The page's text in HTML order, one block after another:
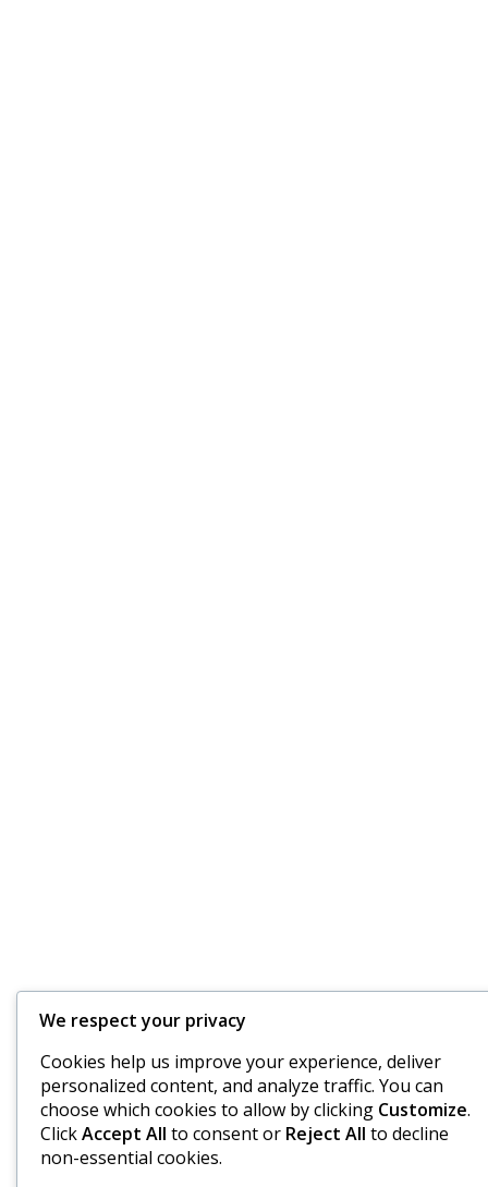
We respect your privacy
Cookies help us improve your experience, deliver
personalized content, and analyze traffic. You can
choose which cookies to allow by clicking Customize.
ClickAccept All to consent or Reject All to decline
non-essential cookies.